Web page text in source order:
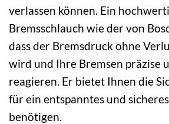
verlassen können. Ein
Bremsschlauch wie der von
dass der Bremsdruck ohne
wird und Ihre Bremsen präzise
reagieren. Er bietet Ihnen die
für ein entspanntes und
benötigen.